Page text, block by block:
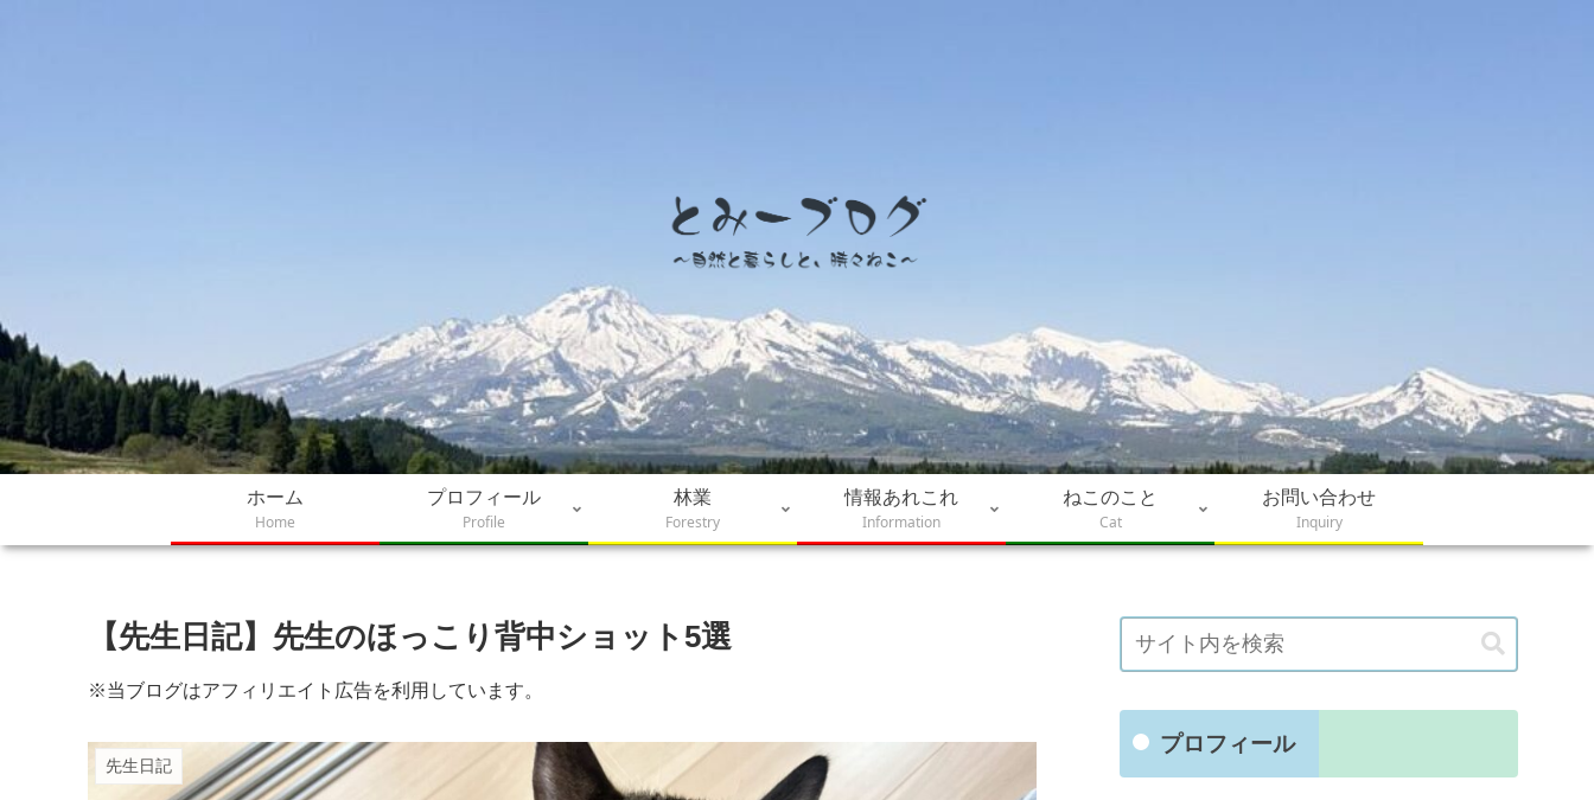
ホーム
Home
プロフィール
Profile
林業
Forestry
情報あれこれ
Information
ねこのこと
Cat
お問い合わせ
Inquiry
【先生日記】先生のほっこり背中ショット5選
※当ブログはアフィリエイト広告を利用しています。
先生日記
プロフィール